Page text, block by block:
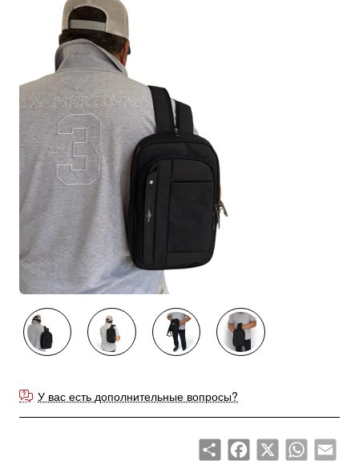
У вас есть дополнительные вопросы?
ShareFacebook
X WhatsApp